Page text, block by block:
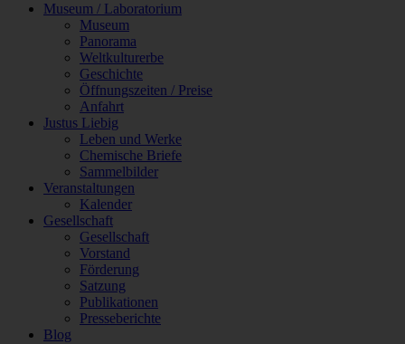
Museum / Laboratorium
Museum
Panorama
Weltkulturerbe
Geschichte
Öffnungszeiten / Preise
Anfahrt
Justus Liebig
Leben und Werke
Chemische Briefe
Sammelbilder
Veranstaltungen
Kalender
Gesellschaft
Gesellschaft
Vorstand
Förderung
Satzung
Publikationen
Presseberichte
Blog